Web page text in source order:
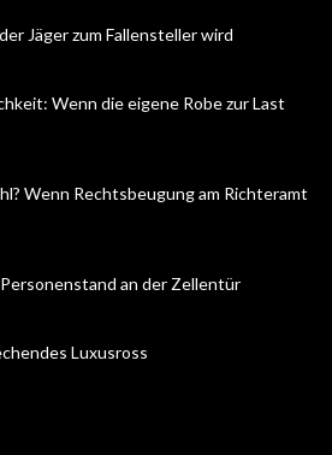
Jäger zum Fallensteller wird
Wenn die eigene Robe zur Last
Wenn Rechtsbeugung am Richteramt
an der Zellentür
Luxusross